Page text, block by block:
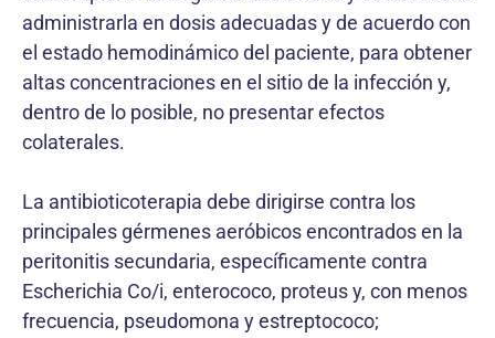
administrarla en dosis adecuadas y de acuerdo con
el estado hemodinámico del paciente, para obtener
altas concentraciones en el sitio de la infección y,
dentro de lo posible, no presentar efectos
colaterales.
La antibioticoterapia debe dirigirse contra los
principales gérmenes aeróbicos encontrados en la
peritonitis secundaria, específicamente contra
Escherichia Co/i, enterococo, proteus y, con menos
frecuencia, pseudomona y estreptococo;